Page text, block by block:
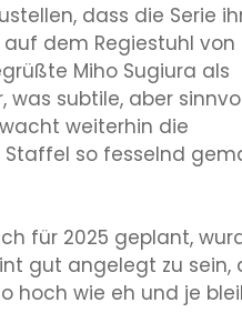
dass die Serie
dem Regiestuhl von
Miho Sugiura als
was subtile, aber
weiterhin die
Staffel so fesselnd
für 2025 geplant,
gut angelegt zu sein,
hoch wie eh und je